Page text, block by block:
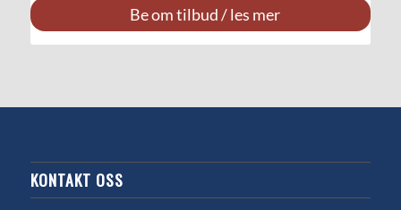
Be om tilbud / les mer
KONTAKT OSS